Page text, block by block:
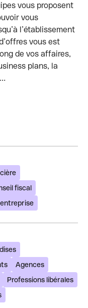
vous proposent
vous
l’établissement
vous est
de vos affaires,
plans, la
fiscal
Agences
Professions libérales